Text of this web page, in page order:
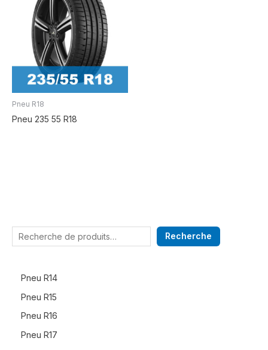
Recherche
Pneu R14
Pneu R15
Pneu R16
Pneu R17
Pneu R18
Pneu 235 55 R18